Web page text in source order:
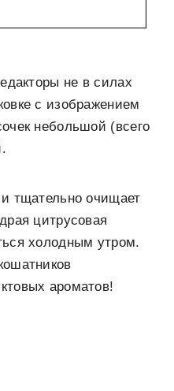
не в силах
с изображением
небольшой (всего
тщательно очищает
цитрусовая
холодным утром.
ароматов!